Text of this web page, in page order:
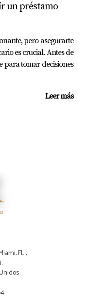
un préstamo
pero asegurarte
es crucial. Antes de
para tomar decisiones
Leer más
FL ,